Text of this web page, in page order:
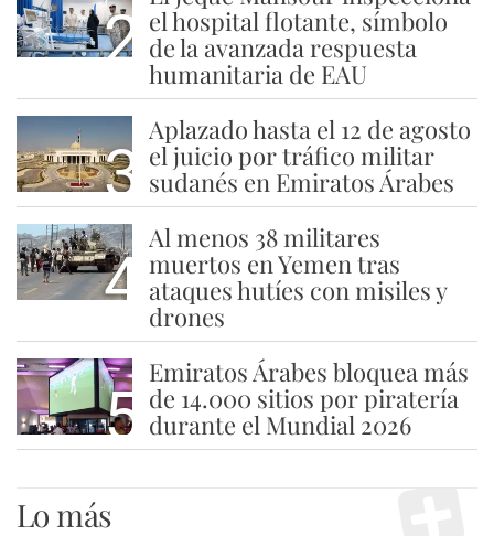
2 el hospital flotante, símbolo
de la avanzada respuesta
humanitaria de EAU
3
Aplazado hasta el 12 de agosto
el juicio por tráfico militar
sudanés en Emiratos Árabes
4
Al menos 38 militares
muertos en Yemen tras
ataques hutíes con misiles y
drones
5
Emiratos Árabes bloquea más
de 14.000 sitios por piratería
durante el Mundial 2026
Lo más